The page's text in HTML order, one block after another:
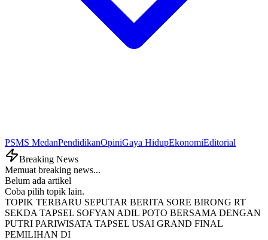
PSMS MedanPendidikanOpiniGaya HidupEkonomiEditorial
Breaking News
Memuat breaking news...
Belum ada artikel
Coba pilih topik lain.
TOPIK TERBARU SEPUTAR BERITA SORE BIRONG RT
SEKDA TAPSEL SOFYAN ADIL POTO BERSAMA DENGAN
PUTRI PARIWISATA TAPSEL USAI GRAND FINAL
PEMILIHAN DI